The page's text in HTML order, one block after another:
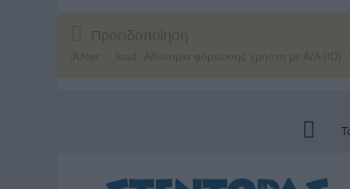
Προειδοποίηση
JUser: :_load: Αδυναμία φόρτωσης χρήστη με Α/Α (ID):